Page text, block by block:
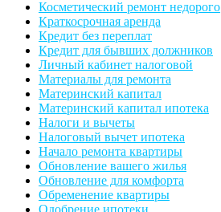
Косметический ремонт недорого
Краткосрочная аренда
Кредит без переплат
Кредит для бывших должников
Личный кабинет налоговой
Материалы для ремонта
Материнский капитал
Материнский капитал ипотека
Налоги и вычеты
Налоговый вычет ипотека
Начало ремонта квартиры
Обновление вашего жилья
Обновление для комфорта
Обременение квартиры